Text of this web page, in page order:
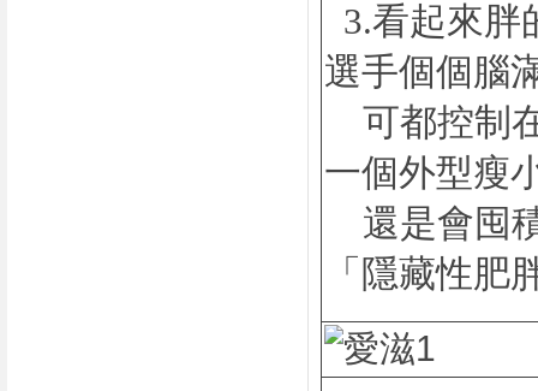
3.看起來胖
選手個個腦
可都控制
一個外型瘦
還是會囤
「隱藏性肥